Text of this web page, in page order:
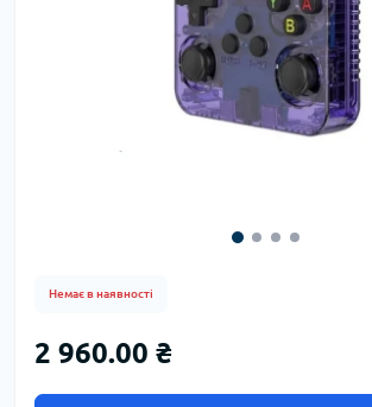
Немає в наявності
2 960.00 ₴